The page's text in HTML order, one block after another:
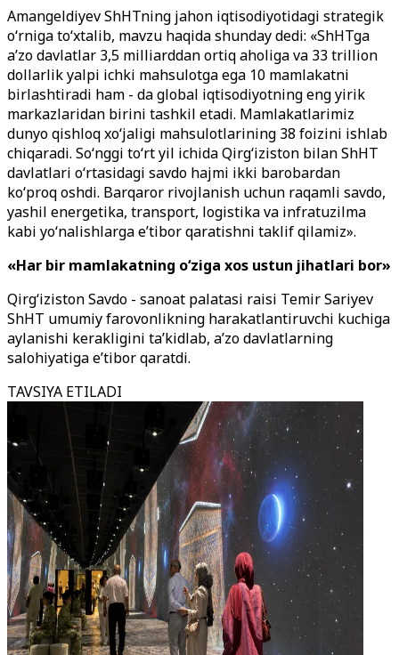
Amangeldiyev ShHTning jahon iqtisodiyotidagi strategik
o‘rniga to‘xtalib, mavzu haqida shunday dedi: «ShHTga
a’zo davlatlar 3,5 milliarddan ortiq aholiga va 33 trillion
dollarlik yalpi ichki mahsulotga ega 10 mamlakatni
birlashtiradi ham - da global iqtisodiyotning eng yirik
markazlaridan birini tashkil etadi. Mamlakatlarimiz
dunyo qishloq xo‘jaligi mahsulotlarining 38 foizini ishlab
chiqaradi. So‘nggi to‘rt yil ichida Qirg‘iziston bilan ShHT
davlatlari o‘rtasidagi savdo hajmi ikki barobardan
ko‘proq oshdi. Barqaror rivojlanish uchun raqamli savdo,
yashil energetika, transport, logistika va infratuzilma
kabi yo‘nalishlarga e’tibor qaratishni taklif qilamiz».
«Har bir mamlakatning o‘ziga xos ustun jihatlari bor»
Qirg‘iziston Savdo - sanoat palatasi raisi Temir Sariyev
ShHT umumiy farovonlikning harakatlantiruvchi kuchiga
aylanishi kerakligini ta’kidlab, a’zo davlatlarning
salohiyatiga e’tibor qaratdi.
TAVSIYA ETILADI